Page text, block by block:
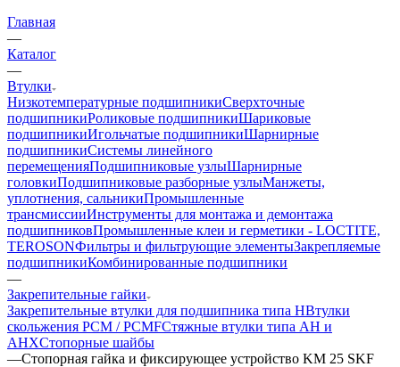
Главная
—
Каталог
—
Втулки
Низкотемпературные подшипникиСверхточные
подшипникиРоликовые подшипникиШариковые
подшипникиИгольчатые подшипникиШарнирные
подшипникиСистемы линейного
перемещенияПодшипниковые узлыШарнирные
головкиПодшипниковые разборные узлыМанжеты,
уплотнения, сальникиПромышленные
трансмиссииИнструменты для монтажа и демонтажа
подшипниковПромышленные клеи и герметики - LOCTITE,
TEROSONФильтры и фильтрующие элементыЗакрепляемые
подшипникиКомбинированные подшипники
—
Закрепительные гайки
Закрепительные втулки для подшипника типа HВтулки
скольжения PCM / PCMFСтяжные втулки типа AH и
AHXСтопорные шайбы
—Стопорная гайка и фиксирующее устройство KM 25 SKF